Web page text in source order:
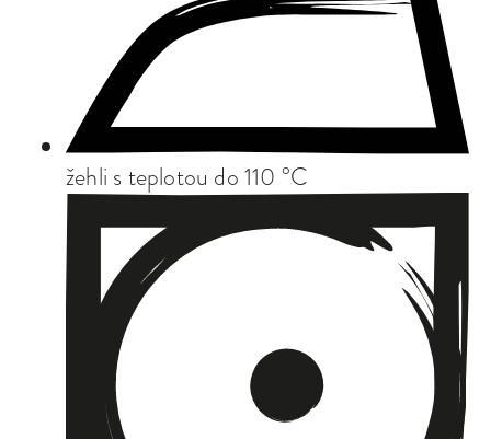
žehli s teplotou do 110 °C